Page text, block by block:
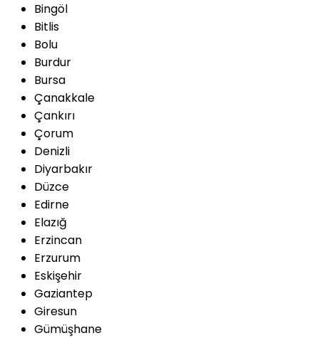
Bingöl
Bitlis
Bolu
Burdur
Bursa
Çanakkale
Çankırı
Çorum
Denizli
Diyarbakır
Düzce
Edirne
Elazığ
Erzincan
Erzurum
Eskişehir
Gaziantep
Giresun
Gümüşhane